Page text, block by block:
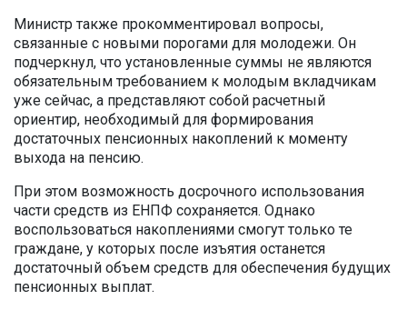
Министр также прокомментировал вопросы,
связанные с новыми порогами для молодежи. Он
подчеркнул, что установленные суммы не являются
обязательным требованием к молодым вкладчикам
уже сейчас, а представляют собой расчетный
ориентир, необходимый для формирования
достаточных пенсионных накоплений к моменту
выхода на пенсию.
При этом возможность досрочного использования
части средств из ЕНПФ сохраняется. Однако
воспользоваться накоплениями смогут только те
граждане, у которых после изъятия останется
достаточный объем средств для обеспечения будущих
пенсионных выплат.